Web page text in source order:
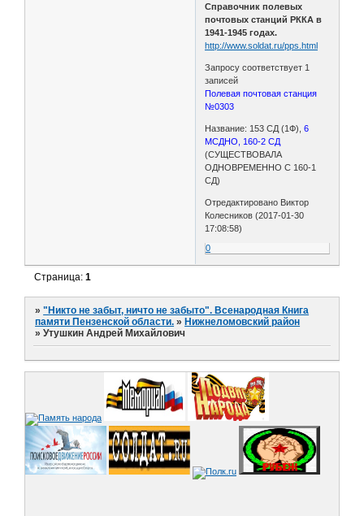
Справочник полевых
почтовых станций РККА в
1941-1945 годах.
http://www.soldat.ru/pps.html
Запросу соответствует 1
записей
Полевая почтовая станция
№0303
Название: 153 СД (1Ф), 6
МСДНО, 160-2 СД
(СУЩЕСТВОВАЛА
ОДНОВРЕМЕННО С 160-1
СД)
Отредактировано Виктор
Колесников (2017-01-30
17:08:58)
0
Страница:1
»"Никто не забыт, ничто не забыто". Всенародная Книга
памяти Пензенской области. » Нижнеломовский район
»Утушкин Андрей Михайлович